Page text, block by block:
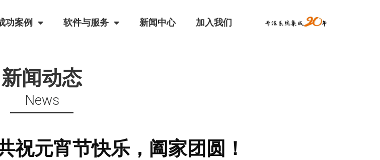
功案例 软件与服务 新闻中心 加入我们
新闻动态
News
祝元宵节快乐，阖家团圆！